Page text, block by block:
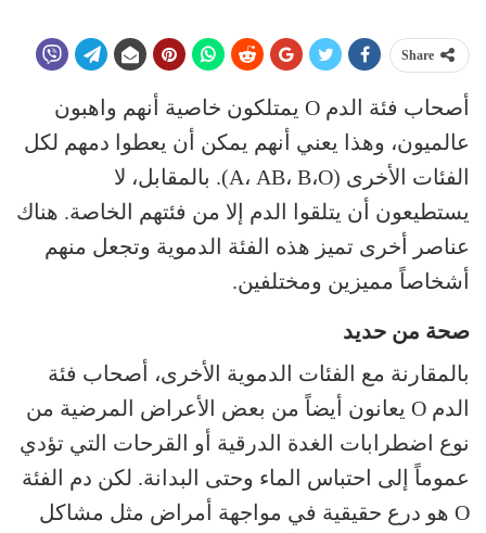
Share
أصحاب فئة الدم O يمتلكون خاصية أنهم واهبون
عالميون، وهذا يعني أنهم يمكن أن يعطوا دمهم لكل
الفئات الأخرى (A، AB، B،O). بالمقابل، لا
يستطيعون أن يتلقوا الدم إلا من فئتهم الخاصة. هناك
عناصر أخرى تميز هذه الفئة الدموية وتجعل منهم
أشخاصاً مميزين ومختلفين.
صحة من حديد
بالمقارنة مع الفئات الدموية الأخرى، أصحاب فئة
الدم O يعانون أيضاً من بعض الأعراض المرضية من
نوع اضطرابات الغدة الدرقية أو القرحات التي تؤدي
عموماً إلى احتباس الماء وحتى البدانة. لكن دم الفئة
O هو درع حقيقية في مواجهة أمراض مثل مشاكل